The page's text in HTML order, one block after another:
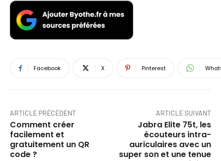
Facebook X Pinterest
ARTICLE PRÉCÉDENT
Comment créer
facilement et
gratuitement un QR
code ?
ARTICLE SUIVANT
Jabra Elite 75t, les
écouteurs intra-
auriculaires avec un
super son et une tenue